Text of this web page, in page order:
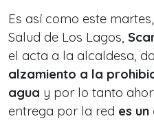
Es así como este
Salud de Los Lagos,
el acta a la alcaldesa,
alzamiento a la
agua y por lo tanto
entrega por la red es